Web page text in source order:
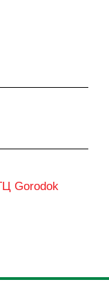
Gorodok